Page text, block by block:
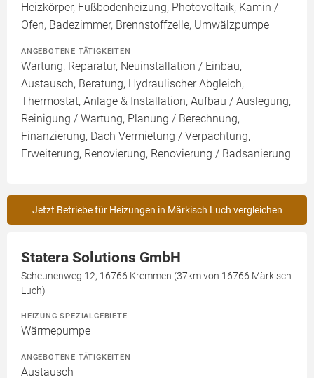
Heizkörper, Fußbodenheizung, Photovoltaik, Kamin /
Ofen, Badezimmer, Brennstoffzelle, Umwälzpumpe
ANGEBOTENE TÄTIGKEITEN
Wartung, Reparatur, Neuinstallation / Einbau,
Austausch, Beratung, Hydraulischer Abgleich,
Thermostat, Anlage & Installation, Aufbau / Auslegung,
Reinigung / Wartung, Planung / Berechnung,
Finanzierung, Dach Vermietung / Verpachtung,
Erweiterung, Renovierung, Renovierung / Badsanierung
Jetzt Betriebe für Heizungen in Märkisch Luch vergleichen
Statera Solutions GmbH
Scheunenweg 12, 16766 Kremmen (37km von 16766 Märkisch
Luch)
HEIZUNG SPEZIALGEBIETE
Wärmepumpe
ANGEBOTENE TÄTIGKEITEN
Austausch